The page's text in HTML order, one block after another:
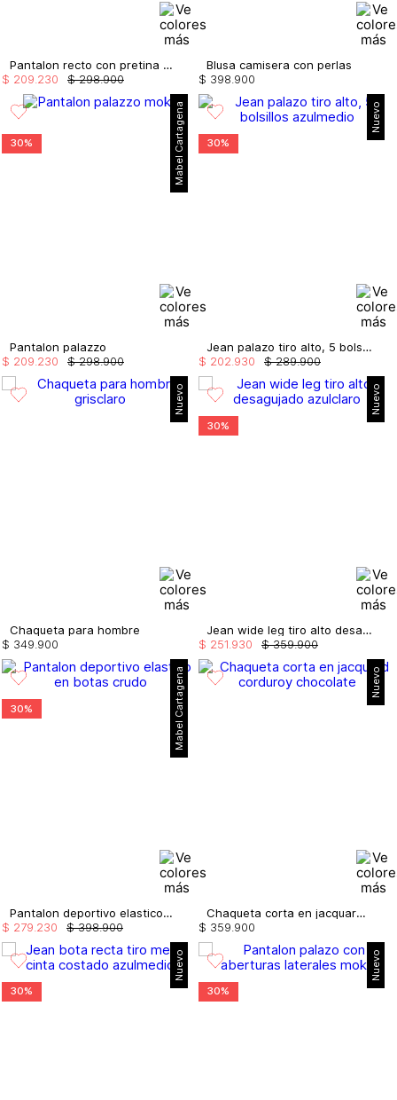
Pantalon recto con pretina en satin
$ 298.900
$ 209 230
Blusa camisera con perlas
$ 398 900
Mabel Cartagena
30%
Pantalon palazzo
$ 298.900
$ 209.230
Nuevo
30%
Jean palazo tiro alto, 5 bolsillos
$ 289.900
$ 202.930
Nuevo
Chaqueta para hombre
$ 349 900
Nuevo
30%
Jean wide leg tiro alto desagujado
$ 359.900
$ 251 930
Mabel Cartagena
30%
Pantalon deportivo elastico en botas
$ 398.900
$ 279 230
Nuevo
Chaqueta corta en jacquard corduroy
$ 359 900
Nuevo
30%
Nuevo
30%